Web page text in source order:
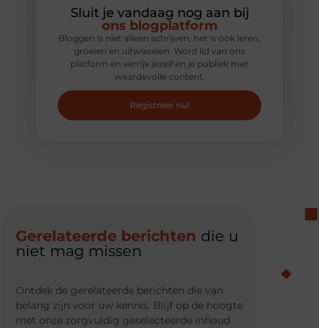
Sluit je vandaag nog aan bij
ons blogplatform
Bloggen is niet alleen schrijven, het is ook leren,
groeien en uitwisselen. Word lid van ons
platform en verrijk jezelf én je publiek met
waardevolle content.
Registreer nu!
Gerelateerde berichten die u
niet mag missen
Ontdek de gerelateerde berichten die van
belang zijn voor uw kennis. Blijf op de hoogte
met onze zorgvuldig geselecteerde inhoud